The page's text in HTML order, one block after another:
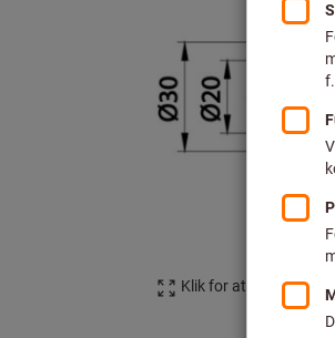
Klik for at forstørre